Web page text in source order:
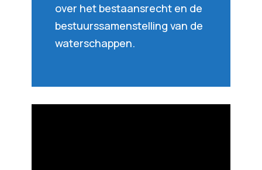
over het bestaansrecht en de
bestuurssamenstelling van de
waterschappen.